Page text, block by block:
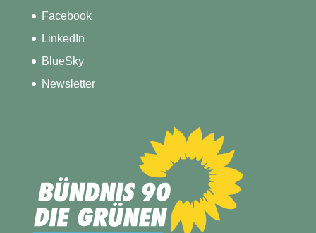
Facebook
LinkedIn
BlueSky
Newsletter